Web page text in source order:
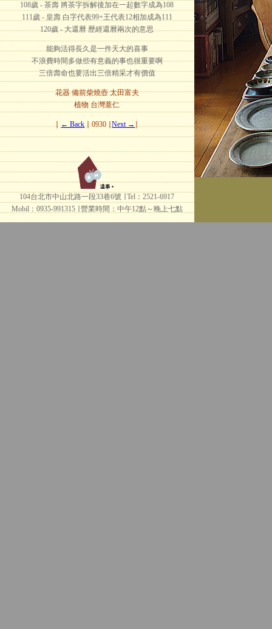
108歲 - 茶壽 將茶字拆解後加在一起數字成為108
111歲 - 皇壽 白字代表99+王代表12相加成為111
120歲 - 大還曆 歷經還曆兩次的意思
能夠活得長久是一件天大的喜事
不浪費時間多做些有意義的事也很重要啊
三倍壽命也要活出三倍精采才有價值
花器 備前柴燒壺 太田富夫
植物 台灣薏仁
← Back ∣ 0930 ∣Next →
104台北市中山北路一段33巷6號 ∣ Tel：2521-6917
Mobil：0935-991315 ∣
營業時間：中午12點～晚上七點